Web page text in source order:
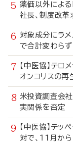
薬価以外によ
社長、制度改革
対象成分にラ
で合計変わらず
【中医協】テ
オンコリスの
米投資調査会
実関係を否定
【中医協】テ
対で、11月から